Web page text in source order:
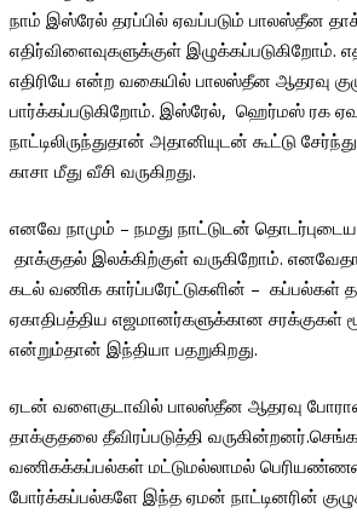
நாம் இஸ்ரேல் தரப்பில் ஏவப்படும் பாலஸ்தீன
எதிர்விளைவுகளுக்குள் இழுக்கப்படுகிறோம்.
எதிரியே என்ற வகையில் பாலஸ்தீன ஆதரவு
பார்க்கப்படுகிறோம். இஸ்ரேல், ஹெர்மஸ் ரக
நாட்டிலிருந்துதான் அதானியுடன் கூட்டு
காசா மீது வீசி வருகிறது.
எனவே நாமும் – நமது நாட்டுடன்
தாக்குதல் இலக்கிற்குள் வருகிறோம்.
கடல் வணிக கார்ப்பரேட்டுகளின் – கப்பல்கள்
ஏகாதிபத்திய எஜமானர்களுக்கான சரக்குகள்
என்றும்தான் இந்தியா பதறுகிறது.
ஏடன் வளைகுடாவில் பாலஸ்தீன ஆதரவு
தாக்குதலை தீவிரப்படுத்தி
வணிகக்கப்பல்கள் மட்டுமல்லாமல்
போர்க்கப்பல்களே இந்த ஏமன் நாட்டினரின்